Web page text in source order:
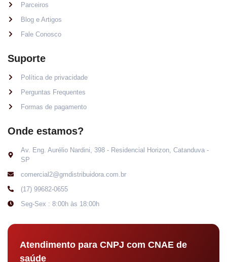
Parceiros
Blog e Artigos
Fale Conosco
Suporte
Política de privacidade
Perguntas Frequentes
Formas de pagamento
Onde estamos?
Av. Eng. Aurélio Nardini, 398 - Residencial Horizon, Catanduva -
SP
comercial2@gmdistribuidora.com.br
(17) 99682-0655
Seg-Sex : 8:00h às 18:00h
Atendimento para CNPJ com CNAE de
saúde